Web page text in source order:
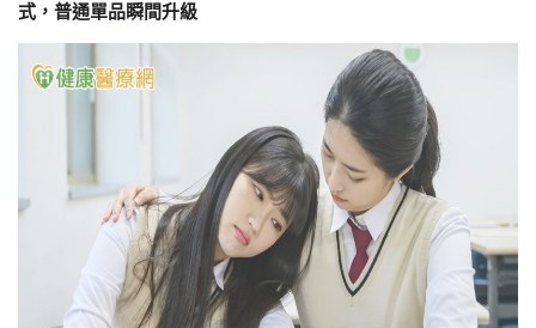
式，普通單品瞬間升級